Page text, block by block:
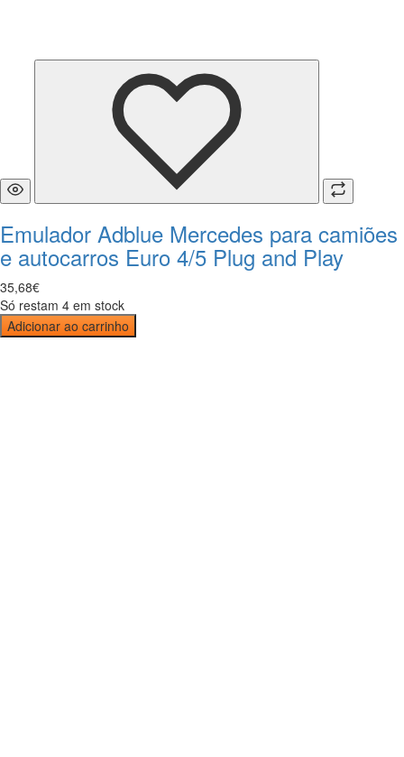
Emulador Adblue Mercedes para camiões
e autocarros Euro 4/5 Plug and Play
35,68€
Só restam 4 em stock
Adicionar ao carrinho